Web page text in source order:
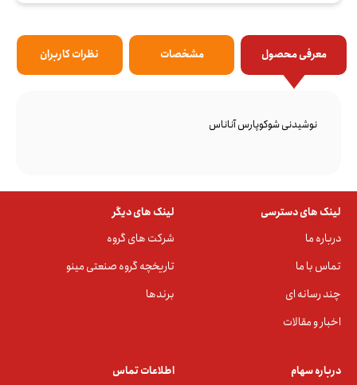
معرفی محصول مشخصات نظرات کاربران
نوشیدنی شوکوپارس آناناس
لینک های دسترسی
درباره ما
تماس با ما
چند رسانه ای
اخبار و مقالات
لینک های دیگر
شرکت های گروه
تاریخچه گروه صنعتی مینو
برندها
درباره سهام اطلاعات تماس